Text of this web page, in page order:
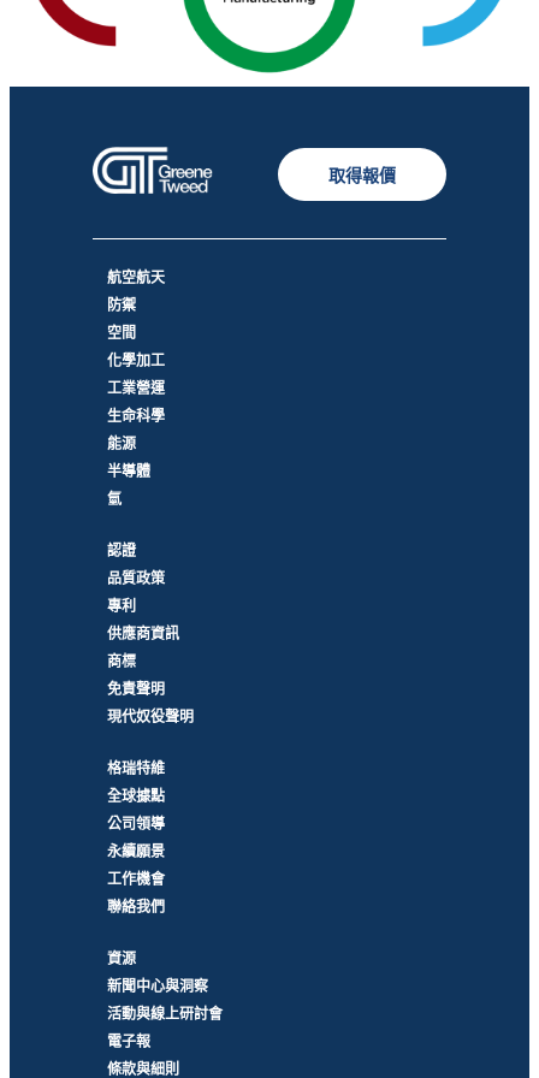
取得報價
航空航天
防禦
空間
化學加工
工業營運
生命科學
能源
半導體
氫
認證
品質政策
專利
供應商資訊
商標
免責聲明
現代奴役聲明
格瑞特維
全球據點
公司領導
永續願景
工作機會
聯絡我們
資源
新聞中心與洞察
活動與線上研討會
電子報
條款與細則